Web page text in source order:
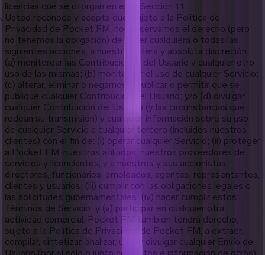
licencias que se otorgan en esta Sección 11.
Usted reconoce y acepta que, sujeto a la Política de
Privacidad de Pocket FM, nos reservamos el derecho (pero
no tenemos la obligación) de hacer cualquiera o todas las
siguientes acciones, a nuestra entera y absoluta discreción:
(a) monitorear las Contribuciones del Usuario y cualquier otro
uso de las mismas; (b) monitorear el uso de cualquier Servicio;
(c) alterar, eliminar o negarnos a publicar o permitir que se
publique cualquier Contribución del Usuario; y/o (d) divulgar
cualquier Contribución del Usuario (y las circunstancias que
rodean su transmisión) y cualquier información sobre su uso
de cualquier Servicio a cualquier tercero (incluidos nuestros
clientes) con el fin de: (i) operar cualquier Servicio; (ii) proteger
a Pocket FM, nuestros afiliados, nuestros proveedores de
servicios y licenciantes, y a nuestros y sus accionistas,
directores, funcionarios, empleados, agentes, representantes,
clientes y usuarios; (iii) cumplir con las obligaciones legales o
las solicitudes gubernamentales; (iv) hacer cumplir estos
Términos de Servicio; y (v) participar en cualquier otra
actividad comercial. Pocket FM también tendrá derecho,
sujeto a la Política de Privacidad de Pocket FM, a extraer,
compilar, sintetizar, analizar, usar y divulgar cualquier Envío de